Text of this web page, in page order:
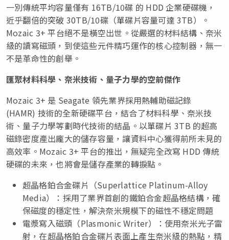
一別傳統平均容量僅有 16TB/10碟 的 HDD 企業硬碟機，
近乎翻倍的突破 30TB/10碟（單碟片容量可達 3TB）。
Mozaic 3+ 平台絕不是橫空出世。從嚴選的材料結構、奈米
級的讀寫磁頭，到使這些元件精巧運作的核心控制器，無一
不是革命性的創舉。
匯聚材料科學、奈米技術、量子力學的空前傑作
Mozaic 3+ 是 Seagate 領先業界採用熱輔助磁記錄
(HAMR) 技術的全新硬碟平台，結合了材料科學、奈米技
術、量子力學等劃時代技術的結晶。以單碟片 3TB 的超高
磁錄密度產出龐大的儲存容量，讓資料中心獲得前所未見的
高效率。Mozaic 3+ 平台的推出，無疑完全改寫 HDD 傳統
硬碟的未來，也將會是儲存產業的轉捩點。
超晶格鉑合金碟片（Superlattice Platinum-Alloy
Media）：採用了業界首創的鐵鉑合金超晶格結構，確
保磁度的穩定性，解決奈米規模下的磁性不穩定問題
電漿寫入磁頭（Plasmonic Writer）：使用奈米光子雷
射，在超晶格鉑合金碟片表面上產生奈米級的熱點，精